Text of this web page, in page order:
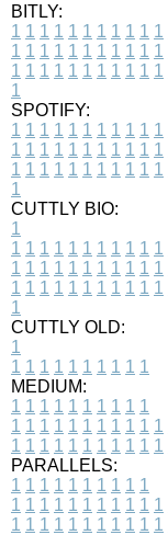
BITLY:
1 1 1 1 1 1 1 1 1 1 1
1 1 1 1 1 1 1 1 1 1 1
1 1 1 1 1 1 1 1 1 1 1
1
SPOTIFY:
1 1 1 1 1 1 1 1 1 1 1
1 1 1 1 1 1 1 1 1 1 1
1 1 1 1 1 1 1 1 1 1 1
1
CUTTLY BIO:
1
1 1 1 1 1 1 1 1 1 1 1
1 1 1 1 1 1 1 1 1 1 1
1 1 1 1 1 1 1 1 1 1 1
1
CUTTLY OLD:
1
1 1 1 1 1 1 1 1 1 1
MEDIUM:
1 1 1 1 1 1 1 1 1 1
1 1 1 1 1 1 1 1 1 1 1
1 1 1 1 1 1 1 1 1 1 1
PARALLELS:
1 1 1 1 1 1 1 1 1 1
1 1 1 1 1 1 1 1 1 1 1
1 1 1 1 1 1 1 1 1 1 1